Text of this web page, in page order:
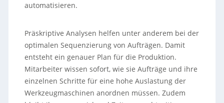
automatisieren.
Präskriptive Analysen helfen unter anderem bei der
optimalen Sequenzierung von Aufträgen. Damit
entsteht ein genauer Plan für die Produktion.
Mitarbeiter wissen sofort, wie sie Aufträge und ihre
einzelnen Schritte für eine hohe Auslastung der
Werkzeugmaschinen anordnen müssen. Zudem